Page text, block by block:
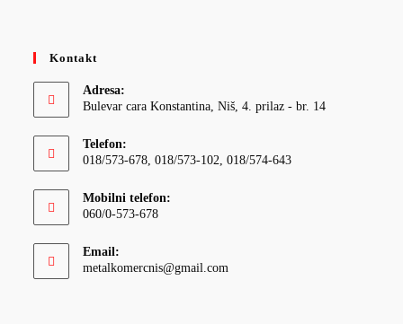
Kontakt
Adresa:
Bulevar cara Konstantina, Niš, 4. prilaz - br. 14
Telefon:
018/573-678, 018/573-102, 018/574-643
Mobilni telefon:
060/0-573-678
Email:
metalkomercnis@gmail.com